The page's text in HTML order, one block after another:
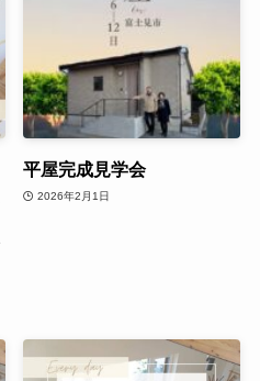
平屋完成見学会
2026年2月1日